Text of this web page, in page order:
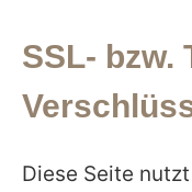
SSL- bzw.
Diese Seite